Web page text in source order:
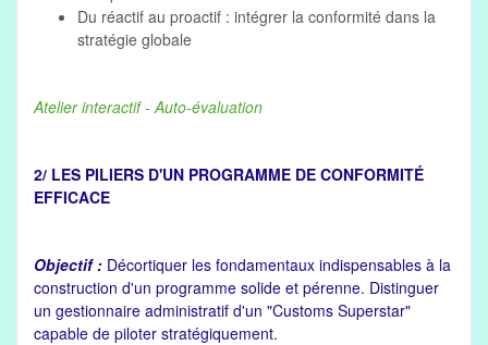
Du réactif au proactif : intégrer la conformité dans la
stratégie globale
Atelier interactif - Auto-évaluation
2/ LES PILIERS D'UN PROGRAMME DE CONFORMITÉ
EFFICACE
Objectif : Décortiquer les fondamentaux indispensables à la
construction d'un programme solide et pérenne. Distinguer
un gestionnaire administratif d'un "Customs Superstar"
capable de piloter stratégiquement.